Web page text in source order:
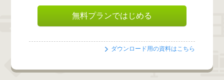
ダウンロード用の資料はこちら